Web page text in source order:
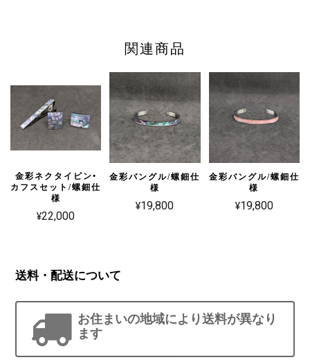
関連商品
金彩ネクタイピン•
カフスセット/螺鈿仕
様
¥22,000
金彩バングル/螺鈿仕
様
¥19,800
金彩バングル/螺鈿仕
様
¥19,800
送料・配送について
お住まいの地域により送料が異なり
ます